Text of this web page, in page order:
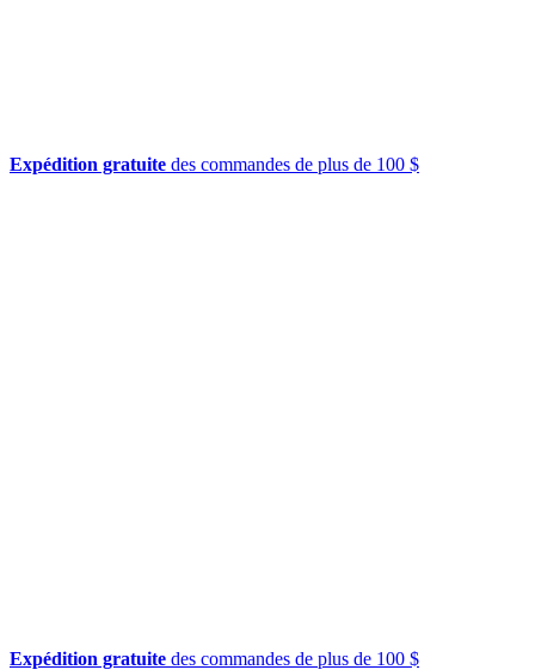
Expédition gratuite des commandes de plus de 100 $
Expédition gratuite des commandes de plus de 100 $